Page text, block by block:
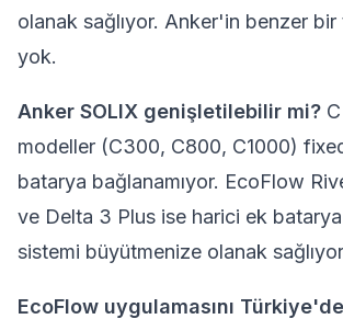
olanak sağlıyor. Anker'in benzer
yok.
Anker SOLIX genişletilebilir mi?
modeller (C300, C800, C1000)
batarya bağlanamıyor. EcoFlow
ve Delta 3 Plus ise harici ek
sistemi büyütmenize olanak
EcoFlow uygulamasını